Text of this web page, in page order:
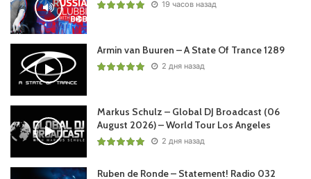
19 часов назад
Armin van Buuren – A State Of Trance 1289
2 дня назад
Markus Schulz – Global DJ Broadcast (06
August 2026) – World Tour Los Angeles
2 дня назад
Ruben de Ronde – Statement! Radio 032